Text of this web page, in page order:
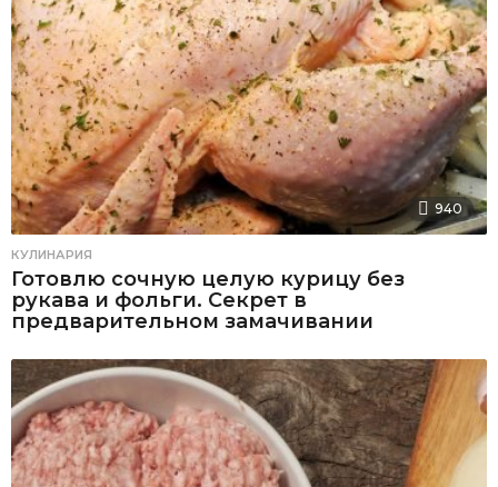
940
КУЛИНАРИЯ
Готовлю сочную целую курицу без
рукава и фольги. Секрет в
предварительном замачивании